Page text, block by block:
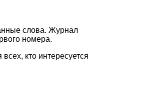
слова. Журнал
номера.
кто интересуется